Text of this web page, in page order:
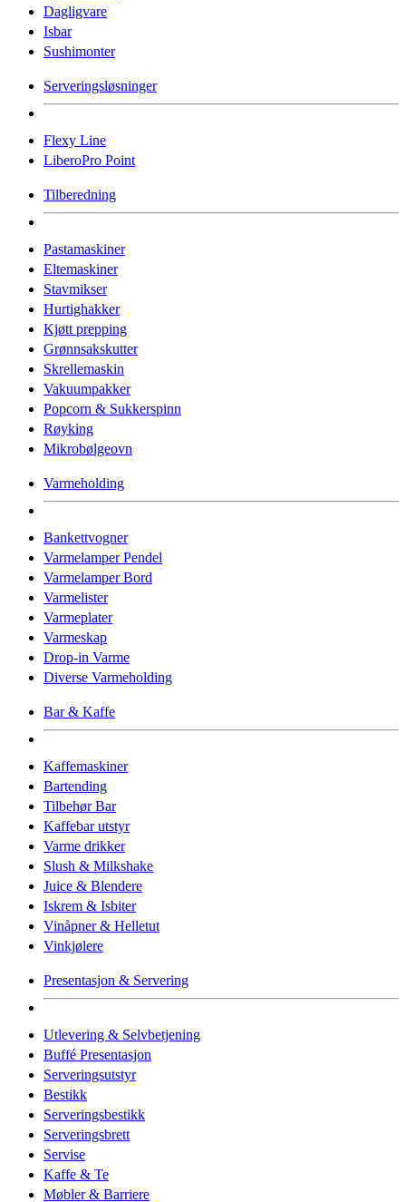
Dagligvare
Isbar
Sushimonter
Serveringsløsninger
Flexy Line
LiberoPro Point
Tilberedning
Pastamaskiner
Eltemaskiner
Stavmikser
Hurtighakker
Kjøtt prepping
Grønnsakskutter
Skrellemaskin
Vakuumpakker
Popcorn & Sukkerspinn
Røyking
Mikrobølgeovn
Varmeholding
Bankettvogner
Varmelamper Pendel
Varmelamper Bord
Varmelister
Varmeplater
Varmeskap
Drop-in Varme
Diverse Varmeholding
Bar & Kaffe
Kaffemaskiner
Bartending
Tilbehør Bar
Kaffebar utstyr
Varme drikker
Slush & Milkshake
Juice & Blendere
Iskrem & Isbiter
Vinåpner & Helletut
Vinkjølere
Presentasjon & Servering
Utlevering & Selvbetjening
Buffé Presentasjon
Serveringsutstyr
Bestikk
Serveringsbestikk
Serveringsbrett
Servise
Kaffe & Te
Møbler & Barriere